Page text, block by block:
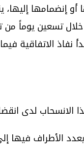
إليها،
يوماً من
نفاذ الاتفاقية
لدى
بعدد الأطراف